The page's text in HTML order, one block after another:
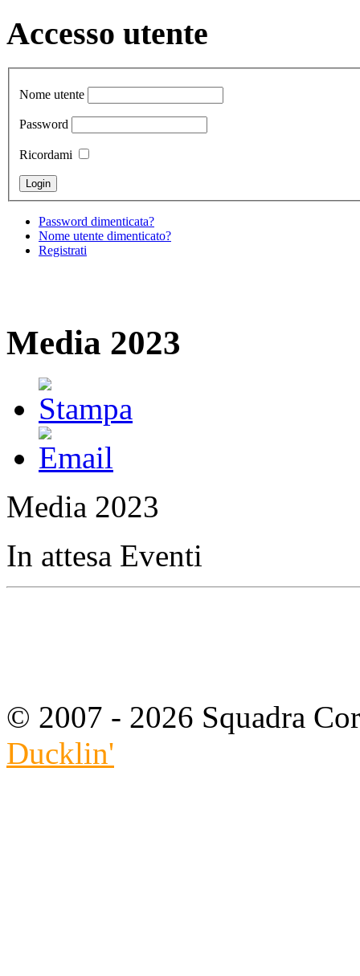
Accesso utente
Nome utente
Password
Ricordami
Password dimenticata?
Nome utente dimenticato?
Registrati
Media 2023
Media 2023
In attesa Eventi
© 2007 - 2026 Squadra
Ducklin'